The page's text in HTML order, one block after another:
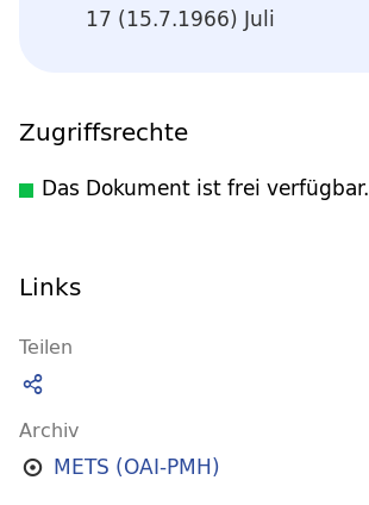
17 (15.7.1966) Juli
Zugriffsrechte
Das Dokument ist frei verfügbar.
Links
Teilen
Archiv
METS (OAI-PMH)